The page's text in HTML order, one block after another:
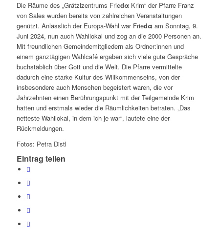
Die Räume des „Grätzlzentrums FriedαKrim“ der Pfarre Franz
von Sales wurden bereits von zahlreichen Veranstaltungen
genützt. Anlässlich der Europa-Wahl war Friedαam Sonntag, 9.
Juni 2024, nun auch Wahllokal und zog an die 2000 Personen an.
Mit freundlichen Gemeindemitgliedern als Ordner:innen und
einem ganztägigen Wahlcafé ergaben sich viele gute Gespräche
buchstäblich über Gott und die Welt. Die Pfarre vermittelte
dadurch eine starke Kultur des Willkommenseins, von der
insbesondere auch Menschen begeistert waren, die vor
Jahrzehnten einen Berührungspunkt mit der Teilgemeinde Krim
hatten und erstmals wieder die Räumlichkeiten betraten. „Das
netteste Wahllokal, in dem ich je war“, lautete eine der
Rückmeldungen.
Fotos: Petra Distl
Eintrag teilen